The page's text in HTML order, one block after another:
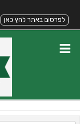
לפרסום באתר לחץ כאן